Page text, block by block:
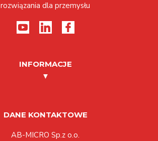
rozwiązania dla przemysłu
INFORMACJE
DANE KONTAKTOWE
AB-MICRO Sp.z o.o.